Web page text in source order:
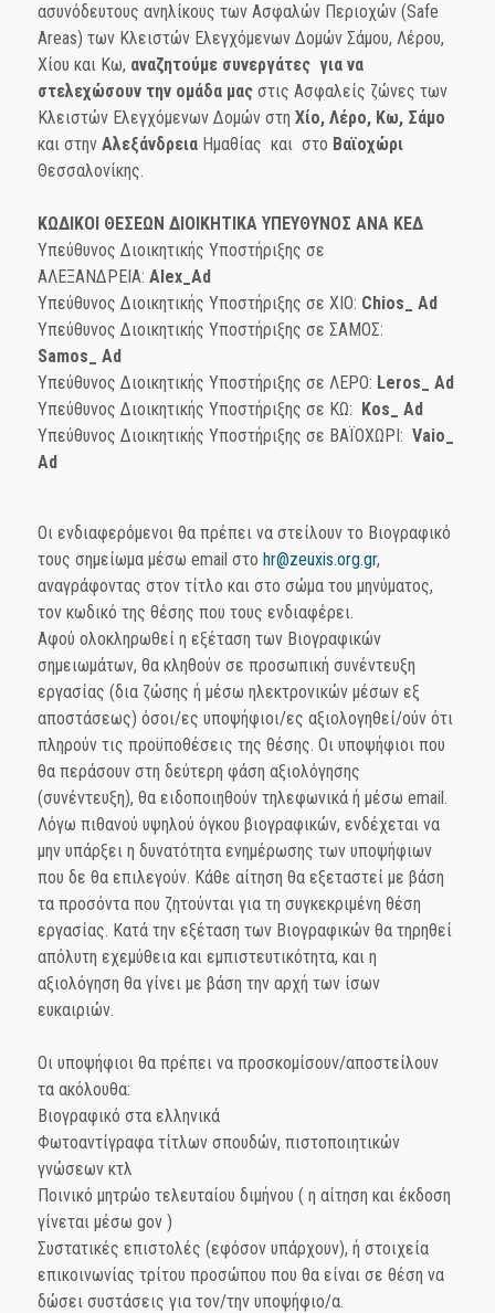
ασυνόδευτους ανηλίκους των Ασφαλών Περιοχών (Safe
Areas) των Κλειστών Ελεγχόμενων Δομών Σάμου, Λέρου,
Χίου και Κω, αναζητούμε συνεργάτες για να
στελεχώσουν την ομάδα μας στις Ασφαλείς ζώνες των
Κλειστών Ελεγχόμενων Δομών στη Χίο, Λέρο, Κω, Σάμο
και στην Αλεξάνδρεια Ημαθίας και στο Βαϊοχώρι
Θεσσαλονίκης.
ΚΩΔΙΚΟΙ ΘΕΣΕΩΝ ΔΙΟΙΚΗΤΙΚΑ ΥΠΕΥΘΥΝΟΣ ΑΝΑ ΚΕΔ
Υπεύθυνος Διοικητικής Υποστήριξης σε
ΑΛΕΞΑΝΔΡΕΙΑ: Alex_Ad
Υπεύθυνος Διοικητικής Υποστήριξης σε ΧΙΟ: Chios
Ad
Υπεύθυνος Διοικητικής Υποστήριξης σε ΣΑΜΟΣ:
Samos
Ad
Υπεύθυνος Διοικητικής Υποστήριξης σε ΛΕΡΟ: Leros
Ad
Υπεύθυνος Διοικητικής Υποστήριξης σε ΚΩ: Kos
Ad
Υπεύθυνος Διοικητικής Υποστήριξης σε ΒΑΪΟΧΩΡΙ: Vaio
Ad
Οι ενδιαφερόμενοι θα πρέπει να στείλουν το Βιογραφικό
τους σημείωμα μέσω email στο hr@zeuxis.org.gr,
αναγράφοντας στον τίτλο και στο σώμα του μηνύματος,
τον κωδικό της θέσης που τους ενδιαφέρει.
Αφού ολοκληρωθεί η εξέταση των Βιογραφικών
σημειωμάτων, θα κληθούν σε προσωπική συνέντευξη
εργασίας (δια ζώσης ή μέσω ηλεκτρονικών μέσων εξ
αποστάσεως) όσοι/ες υποψήφιοι/ες αξιολογηθεί/ούν ότι
πληρούν τις προϋποθέσεις της θέσης. Οι υποψήφιοι που
θα περάσουν στη δεύτερη φάση αξιολόγησης
(συνέντευξη), θα ειδοποιηθούν τηλεφωνικά ή μέσω email.
Λόγω πιθανού υψηλού όγκου βιογραφικών, ενδέχεται να
μην υπάρξει η δυνατότητα ενημέρωσης των υποψήφιων
που δε θα επιλεγούν. Κάθε αίτηση θα εξεταστεί με βάση
τα προσόντα που ζητούνται για τη συγκεκριμένη θέση
εργασίας. Κατά την εξέταση των Βιογραφικών θα τηρηθεί
απόλυτη εχεμύθεια και εμπιστευτικότητα, και η
αξιολόγηση θα γίνει με βάση την αρχή των ίσων
ευκαιριών.
Οι υποψήφιοι θα πρέπει να προσκομίσουν/αποστείλουν
τα ακόλουθα:
Βιογραφικό στα ελληνικά
Φωτοαντίγραφα τίτλων σπουδών, πιστοποιητικών
γνώσεων κτλ
Ποινικό μητρώο τελευταίου διμήνου ( η αίτηση και έκδοση
γίνεται μέσω gov )
Συστατικές επιστολές (εφόσον υπάρχουν), ή στοιχεία
επικοινωνίας τρίτου προσώπου που θα είναι σε θέση να
δώσει συστάσεις για τον/την υποψήφιο/α.